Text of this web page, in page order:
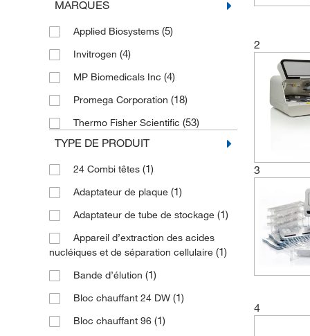
MARQUES
Applied Biosystems (5)
Invitrogen (4)
MP Biomedicals Inc (4)
Promega Corporation (18)
Thermo Fisher Scientific (53)
TYPE DE PRODUIT
24 Combi têtes (1)
Adaptateur de plaque (1)
Adaptateur de tube de stockage (1)
Appareil d’extraction des acides
nucléiques et de séparation cellulaire (1)
Bande d’élution (1)
Bloc chauffant 24 DW (1)
Bloc chauffant 96 (1)
2
3
4